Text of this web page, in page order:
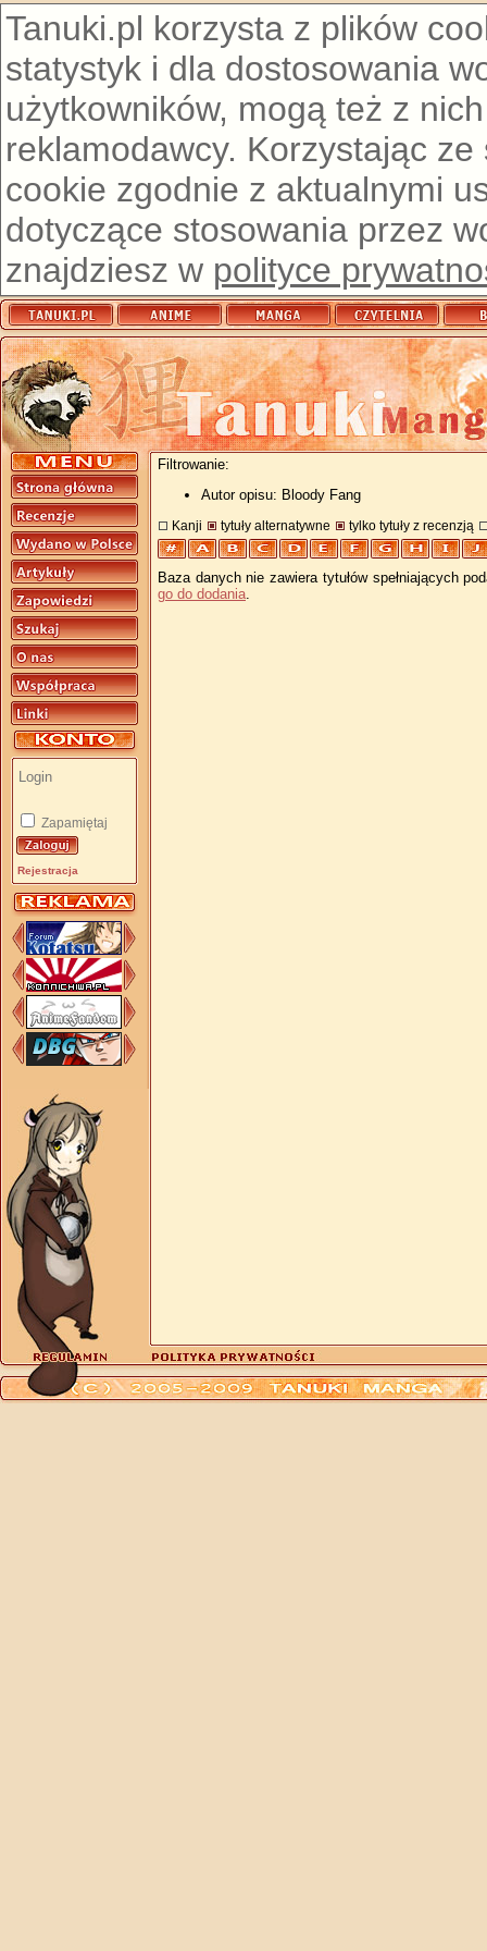
Tanuki.pl korzysta z plików
statystyk i dla dostosowania
użytkowników, mogą też z
reklamodawcy. Korzystając
cookie zgodnie z aktualnymi
dotyczące stosowania przez
znajdziesz w polityce
Zapamiętaj
Rejestracja
Filtrowanie:
Autor opisu: Bloody Fang
Kanji tytuły alternatywne tylko tytuły z recenzją
Baza danych nie zawiera tytułów spełniających
go do dodania.